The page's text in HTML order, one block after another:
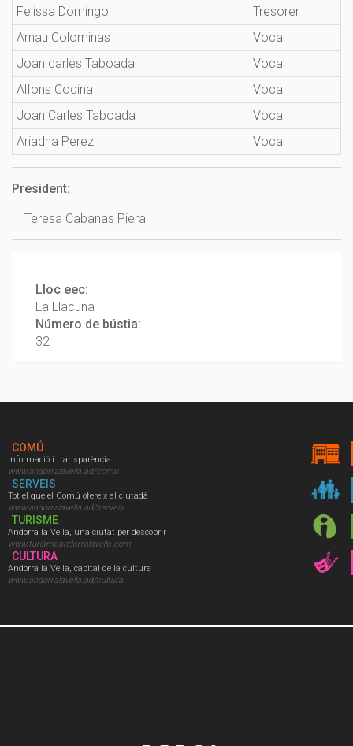
Felissa Domingo
Tresorer
Arnau Colominas
Vocal
Joan carles Taboada
Vocal
Alfons Codina
Vocal
Joan Carles Taboada
Vocal
Ariadna Perez
Vocal
President:
Teresa Cabanas Piera
Lloc eec:
La Llacuna
Número de bústia:
32
COMÚ
Informació i transparència
www.andorralavella.ad/comu
SERVEIS
Tot el que el Comú ofereix al ciutadà
www.andorralavella.ad/serveis
TURISME
Andorra la Vella, una ciutat per descobrir
www.turismeandorralavella.com
CULTURA
Andorra la Vella, capital de la cultura
www.andorralavella.ad/cultura